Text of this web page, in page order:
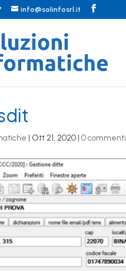
info@solinfosrl.it
| Ott 21, 2020 |0 commenti